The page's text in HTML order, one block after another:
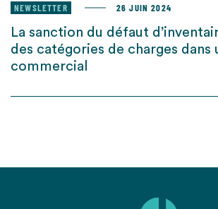
NEWSLETTER 26 JUIN 2024
La sanction du défaut
des catégories de charges dans
commercial